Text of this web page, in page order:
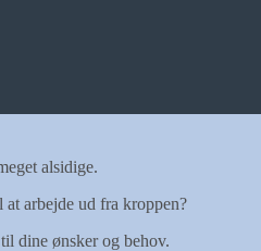
alsidige.
arbejde ud fra kroppen?
dine ønsker og behov.